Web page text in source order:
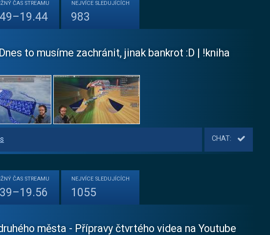
ČAS STREAMU NEJVÍCE SLEDUJÍCÍCH
983
to musíme zachránit, jinak bankrot :D | !kniha
CHAT:
ČAS STREAMU NEJVÍCE SLEDUJÍCÍCH
1055
města - Přípravy čtvrtého videa na Youtube